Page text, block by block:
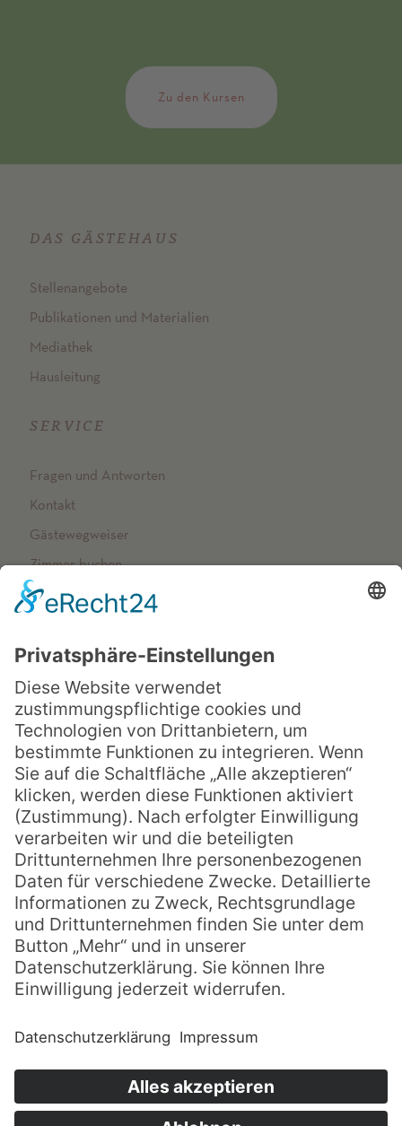
Zu den Kursen
DAS GÄSTEHAUS
Stellenangebote
Publikationen und Materialien
Mediathek
Hausleitung
SERVICE
Fragen und Antworten
Kontakt
Gästewegweiser
Zimmer buchen
NETZWERK
Arenberger Dominikanerinnen
op-schreibt
Vincenzhaus Oberhausen
Spenden
Datenschutz